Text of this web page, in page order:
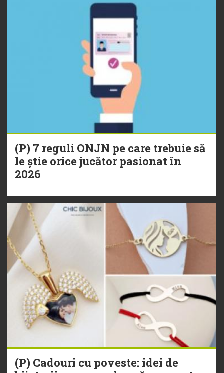
(P) 7 reguli ONJN pe care trebuie să
le știe orice jucător pasionat în
2026
(P) Cadouri cu poveste: idei de